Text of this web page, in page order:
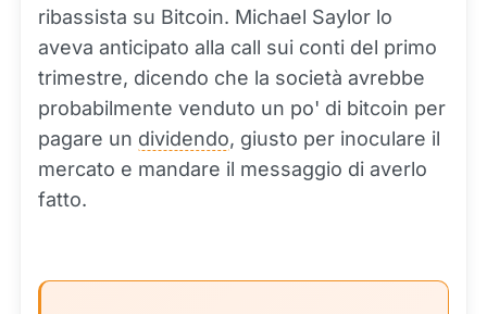
ribassista su Bitcoin. Michael Saylor lo
aveva anticipato alla call sui conti del primo
trimestre, dicendo che la società avrebbe
probabilmente venduto un po' di bitcoin per
pagare un dividendo, giusto per inoculare il
mercato e mandare il messaggio di averlo
fatto.